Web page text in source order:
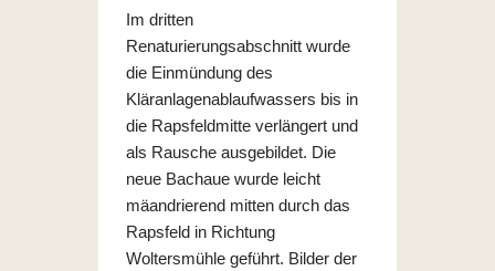
Im dritten
Renaturierungsabschnitt wurde
die Einmündung des
Kläranlagenablauf­wassers bis in
die Rapsfeldmitte verlängert und
als Rausche ausgebildet. Die
neue Bachaue wurde leicht
mäandrierend mitten durch das
Rapsfeld in Richtung
Woltersmühle geführt. Bilder der